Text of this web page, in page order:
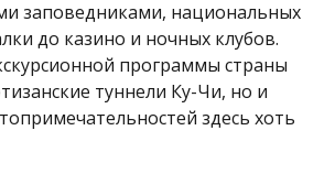
заповедниками, национальных
до казино и ночных клубов.
программы страны
туннели Ку-Чи, но и
здесь хоть